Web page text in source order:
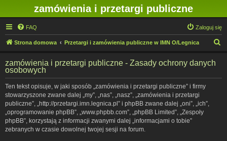
zamówienia i przetargi publiczne
FAQ Zaloguj się
Strona domowa Przetargi i zamówienia publiczne w IMN O/Legnica
k
zamówienia i przetargi publiczne - Zasady ochrony danych
osobowych
Ten tekst opisuje, w jaki sposób „zamówienia i przetargi publiczne” i firmy
stowarzyszone zwane dalej „my”, „nas”, „nasz”, „zamówienia i przetargi
publiczne”, „http://przetargi.imn.legnica.pl” i phpBB zwane dalej „oni”, „ich”,
„oprogramowanie phpBB”, „www.phpbb.com”, „phpBB Limited”, „Zespoły
phpBB”, korzystają z informacji zwanymi dalej „informacjami o tobie”
zebranych w czasie dowolnej twojej sesji na forum.